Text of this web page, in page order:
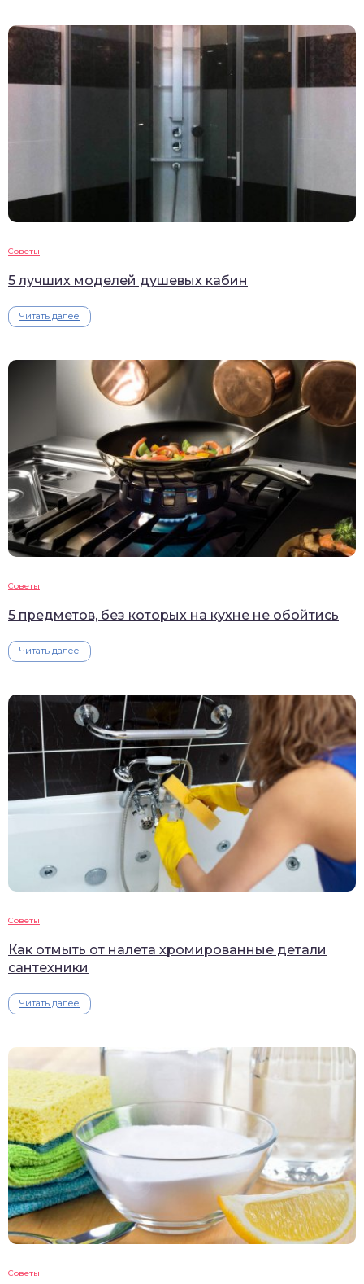
Советы
5 лучших моделей душевых кабин
Читать далее
Советы
5 предметов, без которых на кухне не обойтись
Читать далее
Советы
Как отмыть от налета хромированные детали
сантехники
Читать далее
Советы